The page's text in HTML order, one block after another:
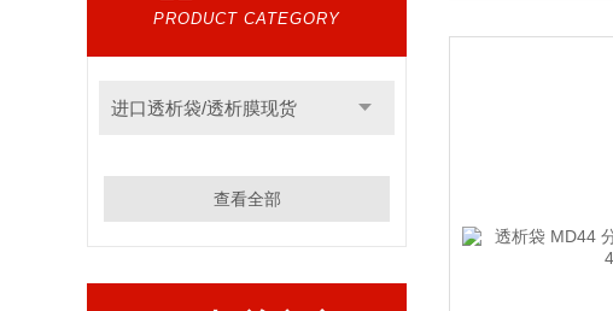
PRODUCT CATEGORY
进口透析袋/透析膜现货
查看全部